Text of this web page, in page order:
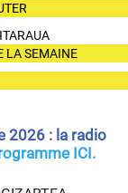
LA SEMAINE
2026 : la radio
ICI.